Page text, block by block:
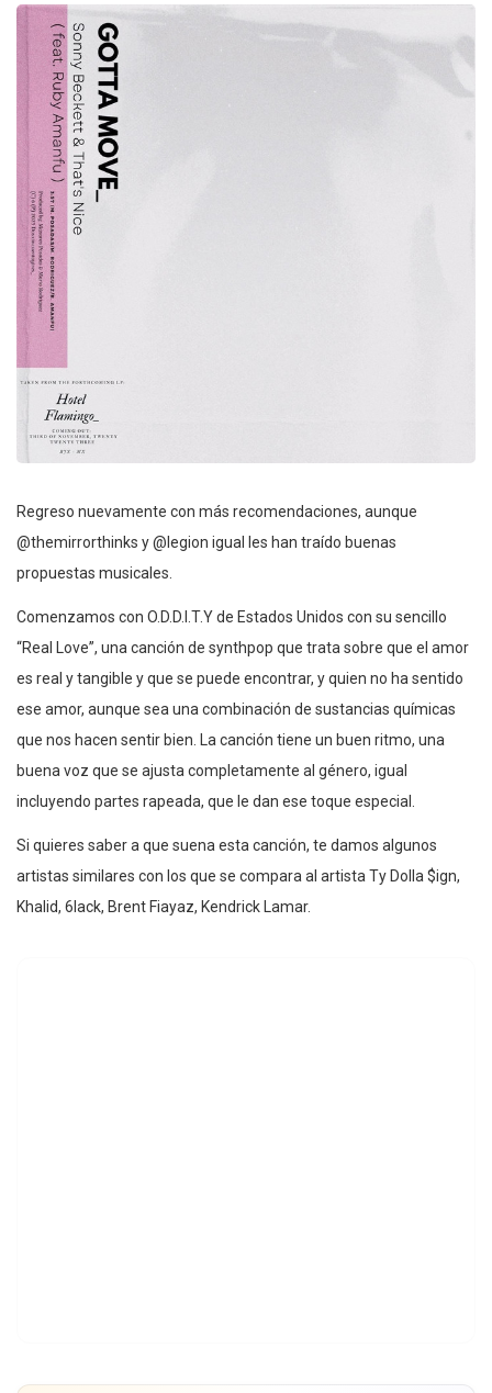
Regreso nuevamente con más recomendaciones, aunque
@themirrorthinks y @legion igual les han traído buenas
propuestas musicales.
Comenzamos con O.D.D.I.T.Y de Estados Unidos con su sencillo
“Real Love”, una canción de synthpop que trata sobre que el amor
es real y tangible y que se puede encontrar, y quien no ha sentido
ese amor, aunque sea una combinación de sustancias químicas
que nos hacen sentir bien. La canción tiene un buen ritmo, una
buena voz que se ajusta completamente al género, igual
incluyendo partes rapeada, que le dan ese toque especial.
Si quieres saber a que suena esta canción, te damos algunos
artistas similares con los que se compara al artista Ty Dolla $ign,
Khalid, 6lack, Brent Fiayaz, Kendrick Lamar.